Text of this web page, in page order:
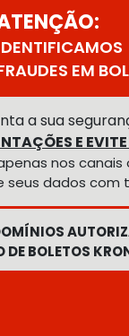
EM
a sua
E
nos canais
seus dados com
DE BOLETOS